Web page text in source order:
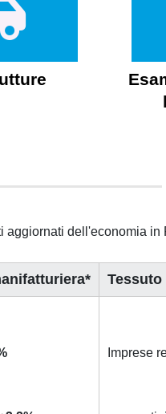
aggiornati dell'economia in
Imprese